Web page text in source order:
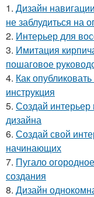
1. Дизайн
не заблудиться на
2. Интерьер для
3. Имитация
пошаговое
4. Как
инструкция
5. Создай
дизайна
6. Создай свой
начинающих
7. Пугало
создания
8. Дизайн